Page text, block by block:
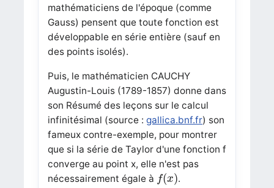
mathématiciens de l'époque (comme
Gauss) pensent que toute fonction est
développable en série entière (sauf en
des points isolés).
Puis, le mathématicien CAUCHY
Augustin-Louis (1789-1857) donne dans
son Résumé des leçons sur le calcul
infinitésimal (source : gallica.bnf.fr) son
fameux contre-exemple, pour montrer
que si la série de Taylor d'une fonction f
converge au point x, elle n'est pas
nécessairement égale à f(x)
f(x ) .